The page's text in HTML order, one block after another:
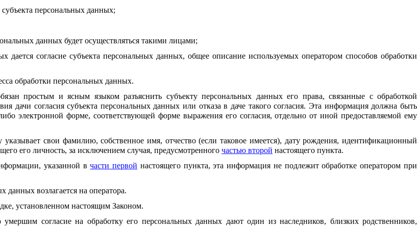
персональных данных;
данных будет осуществляться такими лицами;
согласие субъекта персональных данных, общее описание используемых оператором способов обработки
обработки персональных данных.
простым и ясным языком разъяснить субъекту персональных данных его права, связанные с обработкой
дачи согласия субъекта персональных данных или отказа в даче такого согласия. Эта информация должна быть
электронной форме, соответствующей форме выражения его согласия, отдельно от иной предоставляемой ему
свои фамилию, собственное имя, отчество (если таковое имеется), дату рождения, идентификационный
его личность, за исключением случая, предусмотренного частью второй настоящего пункта.
указанной вчасти первой настоящего пункта, эта информация не подлежит обработке оператором при
данных возлагается на оператора.
установленном настоящим Законом.
согласие на обработку его персональных данных дают один из наследников, близких родственников,